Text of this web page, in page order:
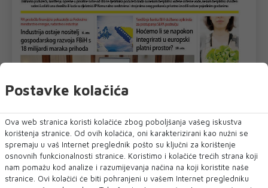
Postavke kolačića
Ova web stranica koristi kolačiće zbog poboljšanja vašeg iskustva
korištenja stranice. Od ovih kolačića, oni karakterizirani kao nužni se
spremaju u vaš Internet preglednik pošto su ključni za korištenje
osnovnih funkcionalnosti stranice. Koristimo i kolačiće trećih strana koji
nam pomažu kod analize i razumijevanja načina na koji koristite naše
stranice. Ovi kolačići će biti pohranjeni u vašem Internet pregledniku